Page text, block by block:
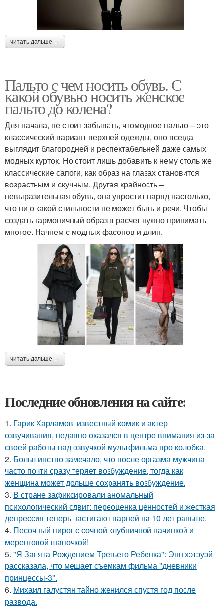
читать дальше →
Пальто с чем носить обувь. С
какой обувью носить женское
пальто до колена?
Для начала, не стоит забывать, чтомодное пальто – это
классический вариант верхней одежды, оно всегда
выглядит благородней и респектабельней даже самых
модных курток. Но стоит лишь добавить к нему столь же
классические сапоги, как образ на глазах становится
возрастным и скучным. Другая крайность –
невыразительная обувь, она упростит наряд настолько,
что ни о какой стильности не может быть и речи. Чтобы
создать гармоничный образ в расчет нужно принимать
многое. Начнем с модных фасонов и длин.
читать дальше →
Последние обновления на сайте:
1. Гарик Харламов, известный комик и актер
озвучивания, недавно оказался в центре внимания из-за
своей работы над озвучкой мультфильма про колобка.
2. Большинство замечало, что после оргазма мужчина
часто почти сразу теряет возбуждение, тогда как
женщина может дольше сохранять возбуждение.
3. В стране зафиксировали аномальный
психологический сдвиг: переоценка ценностей и жесткая
депрессия теперь настигают парней на 10 лет раньше.
4. Песочный пирог с сочной клубничной начинкой и
меренговой шапочкой!
5. "Я Занята Рождением Третьего Ребенка": Энн хэтэуэй
рассказала, что мешает съемкам фильма "дневники
принцессы-3".
6. Михаил галустян тайно женился спустя год после
развода.